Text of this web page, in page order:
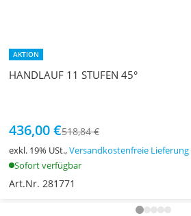
AKTION
HANDLAUF 11 STUFEN 45°
436,00 €518,84 €
exkl. 19% USt.,Versandkostenfreie Lieferung
Sofort verfügbar
Art.Nr. 281771